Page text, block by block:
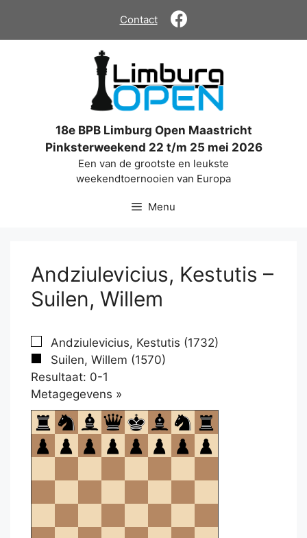
de
Contact
18e BPB Limburg Open Maastricht
Pinksterweekend 22 t/m 25 mei 2026
Een van de grootste en leukste
weekendtoernooien van Europa
Menu
Andziulevicius, Kestutis –
Suilen, Willem
Andziulevicius, Kestutis (1732)
Suilen, Willem (1570)
Resultaat: 0-1
Metagegevens »
om
te
openen.